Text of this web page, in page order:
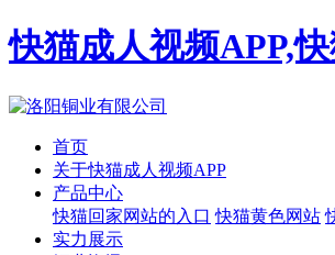
快猫成人视频APP,
首页
关于快猫成人视频APP
产品中心
快猫回家网站的入口 快猫黄色网站
实力展示